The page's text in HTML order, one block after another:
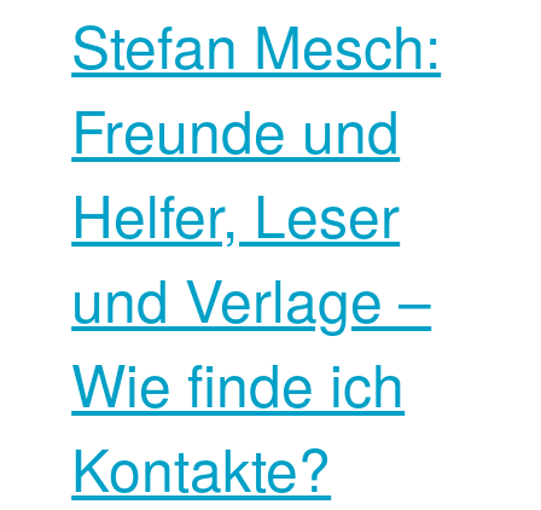
Stefan Mesch:
Freunde und
Helfer, Leser
und Verlage –
Wie finde ich
Kontakte?